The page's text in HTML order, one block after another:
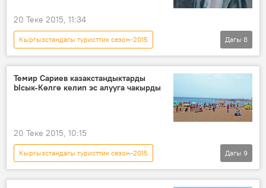
20 Теке 2015, 11:34
Кыргызстандагы туристтик сезон-2015
Кыргызстан
Коом
Жаңылыктар
Ысык-Көл
эстелик
туристтик сезон
пляж
Дагы 8
Темир Сариев казакстандыктарды
Ысык-Көлгө келип эс алууга чакырды
20 Теке 2015, 10:15
Кыргызстандагы туристтик сезон-2015
Кыргызстан
Азия
Коом
Дагы 9